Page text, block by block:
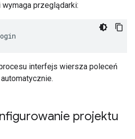
przeglądarki:
interfejs wiersza poleceń
projektu